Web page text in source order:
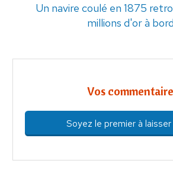
Un navire coulé en 1875
millions d'or à
Vos
Soyez le premier à laisser